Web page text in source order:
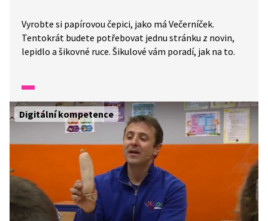
Vyrobte si papírovou čepici, jako má Večerníček.
Tentokrát budete potřebovat jednu stránku z novin,
lepidlo a šikovné ruce. Šikulové vám poradí, jak na to.
Digitální kompetence